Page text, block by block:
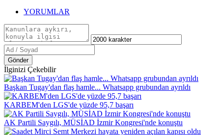
YORUMLAR
Gönder
İlginizi Çekebilir
Başkan Tugay'dan flaş hamle... Whatsapp grubundan ayrıldı
KARBEM'den LGS'de yüzde 95,7 başarı
AK Partili Saygılı, MÜSİAD İzmir Kongresi'nde konuştu